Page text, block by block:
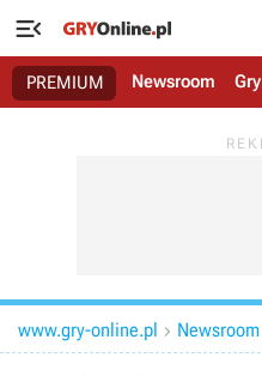

PREMIUM Newsroom Gry
www.gry-online.pl  Newsroom